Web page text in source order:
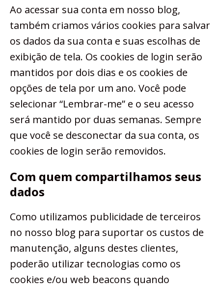
Ao acessar sua conta em nosso blog,
também criamos vários cookies para salvar
os dados da sua conta e suas escolhas de
exibição de tela. Os cookies de login serão
mantidos por dois dias e os cookies de
opções de tela por um ano. Você pode
selecionar “Lembrar-me” e o seu acesso
será mantido por duas semanas. Sempre
que você se desconectar da sua conta, os
cookies de login serão removidos.
Com quem compartilhamos seus
dados
Como utilizamos publicidade de terceiros
no nosso blog para suportar os custos de
manutenção, alguns destes clientes,
poderão utilizar tecnologias como os
cookies e/ou web beacons quando